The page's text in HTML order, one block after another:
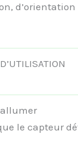
d’orientation
le capteur